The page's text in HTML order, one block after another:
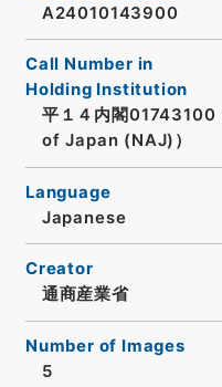
A24010143900
Call Number in
Holding Institution
平１４内閣
of Japan (NAJ)）
Language
Japanese
Creator
通商産業省
Number of Images
5